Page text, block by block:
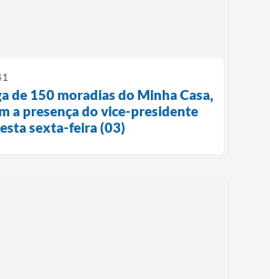
de 150 moradias do Minha Casa,
a presença do vice-presidente
sexta-feira (03)